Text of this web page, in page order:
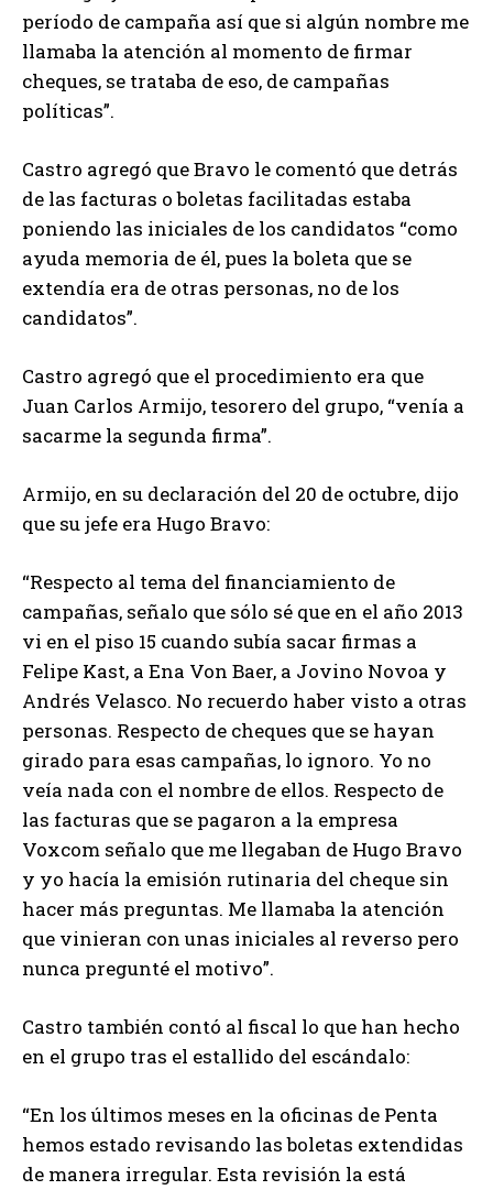
período de campaña así que si algún nombre me
llamaba la atención al momento de firmar
cheques, se trataba de eso, de campañas
políticas”.
Castro agregó que Bravo le comentó que detrás
de las facturas o boletas facilitadas estaba
poniendo las iniciales de los candidatos “como
ayuda memoria de él, pues la boleta que se
extendía era de otras personas, no de los
candidatos”.
Castro agregó que el procedimiento era que
Juan Carlos Armijo, tesorero del grupo, “venía a
sacarme la segunda firma”.
Armijo, en su declaración del 20 de octubre, dijo
que su jefe era Hugo Bravo:
“Respecto al tema del financiamiento de
campañas, señalo que sólo sé que en el año 2013
vi en el piso 15 cuando subía sacar firmas a
Felipe Kast, a Ena Von Baer, a Jovino Novoa y
Andrés Velasco. No recuerdo haber visto a otras
personas. Respecto de cheques que se hayan
girado para esas campañas, lo ignoro. Yo no
veía nada con el nombre de ellos. Respecto de
las facturas que se pagaron a la empresa
Voxcom señalo que me llegaban de Hugo Bravo
y yo hacía la emisión rutinaria del cheque sin
hacer más preguntas. Me llamaba la atención
que vinieran con unas iniciales al reverso pero
nunca pregunté el motivo”.
Castro también contó al fiscal lo que han hecho
en el grupo tras el estallido del escándalo:
“En los últimos meses en la oficinas de Penta
hemos estado revisando las boletas extendidas
de manera irregular. Esta revisión la está